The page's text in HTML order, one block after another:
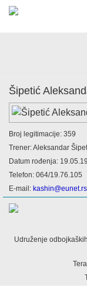
Šipetić
Broj legitimacije: 359
Trener: Aleksandar
Datum rođenja:
Telefon: 064/19.76.105
E-mail: kashin@eunet.rs
Udruženje